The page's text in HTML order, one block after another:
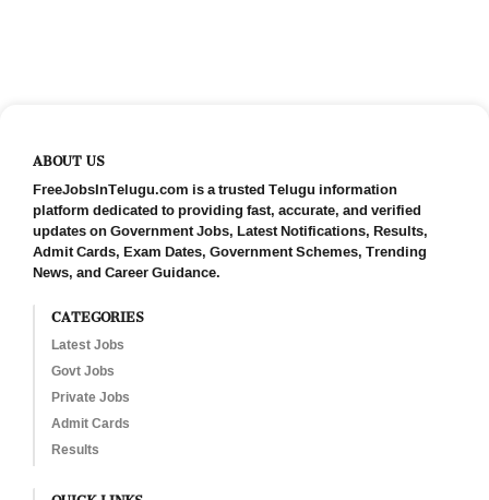
ABOUT US
FreeJobsInTelugu.com is a trusted Telugu information
platform dedicated to providing fast, accurate, and verified
updates on Government Jobs, Latest Notifications, Results,
Admit Cards, Exam Dates, Government Schemes, Trending
News, and Career Guidance.
CATEGORIES
Latest Jobs
Govt Jobs
Private Jobs
Admit Cards
Results